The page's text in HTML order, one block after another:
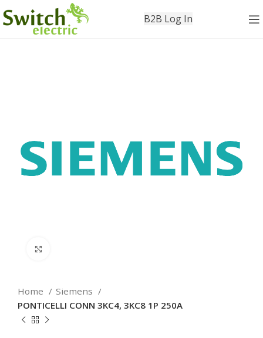
B2B Log In
Home
Siemens
PONTICELLI CONN 3KC4, 3KC8 1P 250A